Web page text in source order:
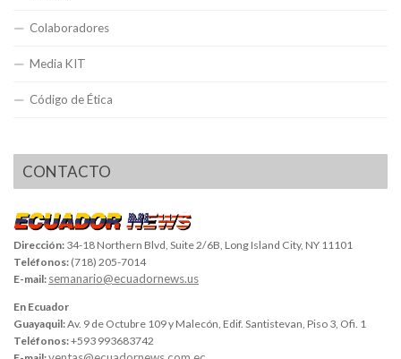
Colaboradores
Media KIT
Código de Ética
CONTACTO
Dirección: 34-18 Northern Blvd, Suite 2/6B, Long Island City, NY 11101
Teléfonos: (718) 205-7014
E-mail: semanario@ecuadornews.us
En Ecuador
Guayaquil:Av. 9 de Octubre 109 y Malecón, Edif. Santistevan, Piso 3, Ofi. 1
Teléfonos:+593 993683742